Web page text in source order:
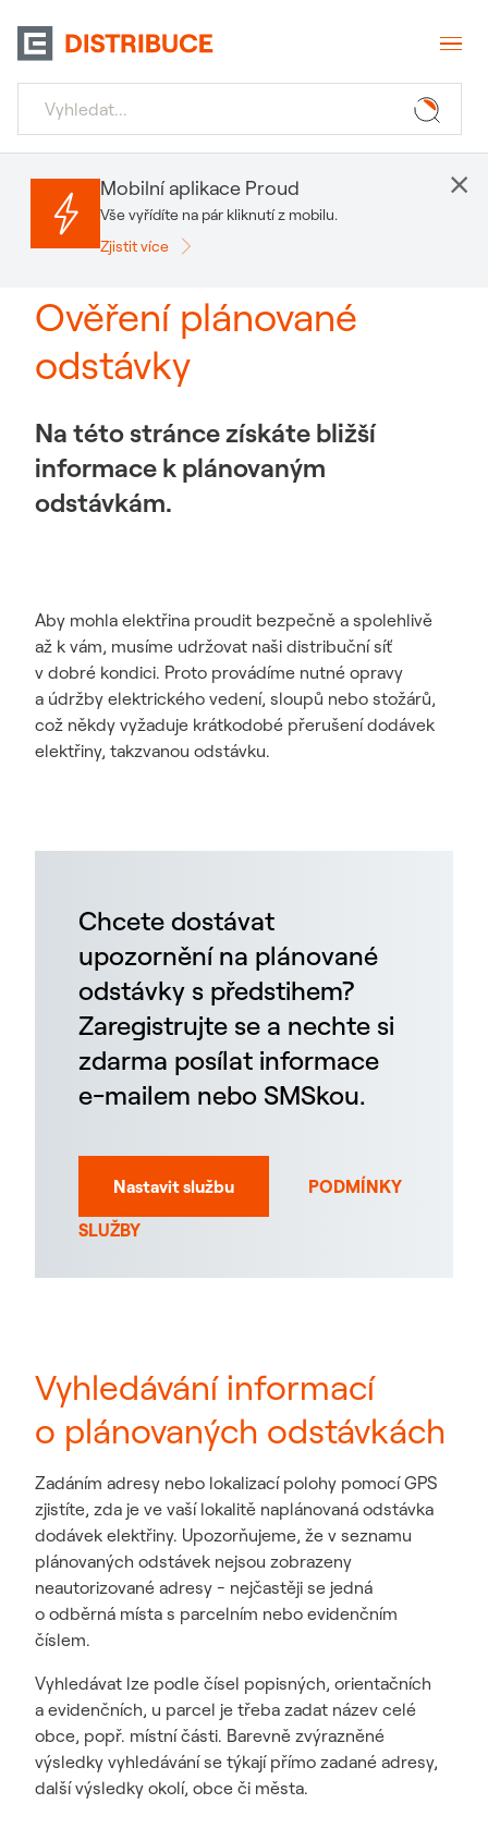
Ověření plánované
odstávky
Na této stránce získáte bližší
informace k plánovaným
odstávkám.
Aby mohla elektřina proudit bezpečně a spolehlivě
až k vám, musíme udržovat naši distribuční síť
v dobré kondici. Proto provádíme nutné opravy
a údržby elektrického vedení, sloupů nebo stožárů,
což někdy vyžaduje krátkodobé přerušení dodávek
elektřiny, takzvanou odstávku.
Mobilní aplikace Proud
Vše vyřídíte na pár kliknutí z mobilu.
Zjistit více
×
Chcete dostávat
upozornění na plánované
odstávky s předstihem?
Zaregistrujte se a nechte si
zdarma posílat informace
e-mailem nebo SMSkou.
Nastavit službu
PODMÍNKY
SLUŽBY
Vyhledávání informací
o plánovaných odstávkách
Zadáním adresy nebo lokalizací polohy pomocí GPS
zjistíte, zda je ve vaší lokalitě naplánovaná odstávka
dodávek elektřiny. Upozorňujeme, že v seznamu
plánovaných odstávek nejsou zobrazeny
neautorizované adresy - nejčastěji se jedná
o odběrná místa s parcelním nebo evidenčním
číslem.
Vyhledávat lze podle čísel popisných, orientačních
a evidenčních, u parcel je třeba zadat název celé
obce, popř. místní části. Barevně zvýrazněné
výsledky vyhledávání se týkají přímo zadané adresy,
další výsledky okolí, obce či města.